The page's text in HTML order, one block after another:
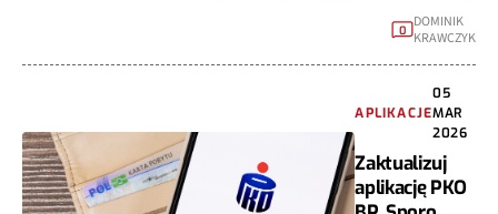
0
DOMINIK
KRAWCZYK
APLIKACJE
05
MAR
2026
Zaktualizuj
aplikację PKO